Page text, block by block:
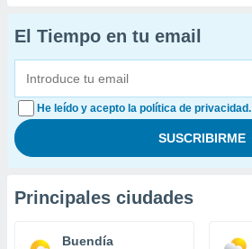
El Tiempo en tu email
He leído y acepto la política de privacidad.
Principales ciudades
Buendía